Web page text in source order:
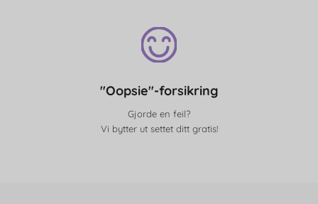
"Oopsie"-forsikring
Gjorde en feil?
Vi bytter ut settet ditt gratis!